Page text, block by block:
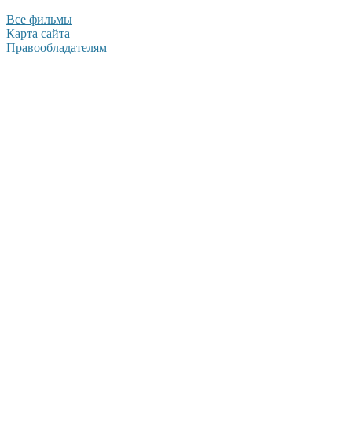
Все фильмы
Карта сайта
Правообладателям